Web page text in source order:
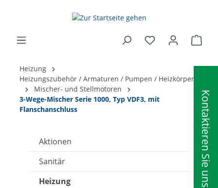
Kontaktieren Sie uns
Heizung
Heizungszubehör / Armaturen / Pumpen / Heizkörper
Mischer- und Stellmotoren
3-Wege-Mischer Serie 1000, Typ VDF3, mit
Flanschanschluss
Aktionen
Sanitär
Heizung